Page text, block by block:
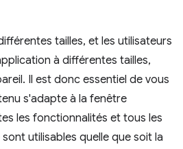
tailles, et les utilisateurs
à différentes tailles,
Il est donc essentiel de vous
s'adapte à la fenêtre
les fonctionnalités et tous les
utilisables quelle que soit la